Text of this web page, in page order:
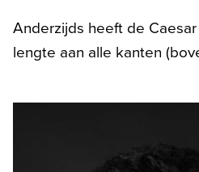
Anderzijds heeft de
lengte aan alle kanten